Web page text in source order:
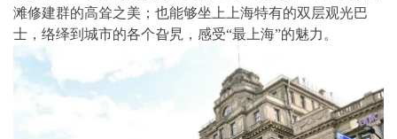
滩修建群的高耸之美；也能够坐上上海特有的双层观光巴
士，络绎到城市的各个旮旯，感受“最上海”的魅力。